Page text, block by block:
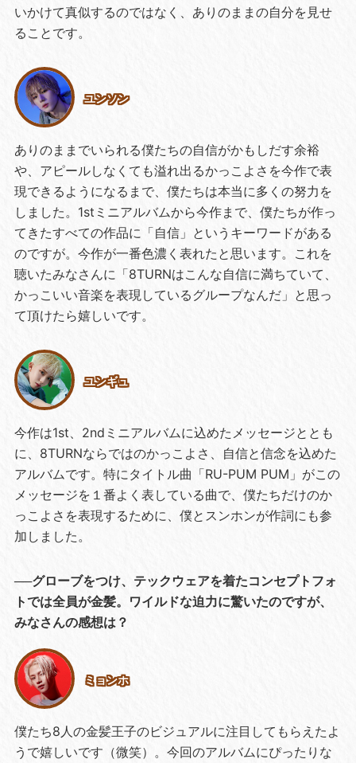
いかけて真似するのではなく、ありのままの自分を見せ
ることです。
ユンソン
ありのままでいられる僕たちの自信がかもしだす余裕
や、アピールしなくても溢れ出るかっこよさを今作で表
現できるようになるまで、僕たちは本当に多くの努力を
しました。1stミニアルバムから今作まで、僕たちが作っ
てきたすべての作品に「自信」というキーワードがある
のですが。今作が一番色濃く表れたと思います。これを
聴いたみなさんに「8TURNはこんな自信に満ちていて、
かっこいい音楽を表現しているグループなんだ」と思っ
て頂けたら嬉しいです。
ユンギュ
今作は1st、2ndミニアルバムに込めたメッセージととも
に、8TURNならではのかっこよさ、自信と信念を込めた
アルバムです。特にタイトル曲「RU-PUM PUM」がこの
メッセージを１番よく表している曲で、僕たちだけのか
っこよさを表現するために、僕とスンホンが作詞にも参
加しました。
──グローブをつけ、テックウェアを着たコンセプトフォ
トでは全員が金髪。ワイルドな迫力に驚いたのですが、
みなさんの感想は？
ミョンホ
僕たち8人の金髪王子のビジュアルに注目してもらえたよ
うで嬉しいです（微笑）。今回のアルバムにぴったりな